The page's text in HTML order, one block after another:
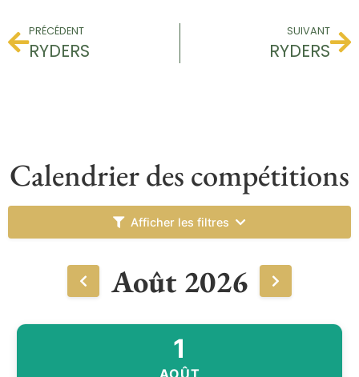
PRÉCÉDENT
RYDERS
SUIVANT
RYDERS
Calendrier des compétitions
Afficher les filtres
Août 2026
1
AOÛT